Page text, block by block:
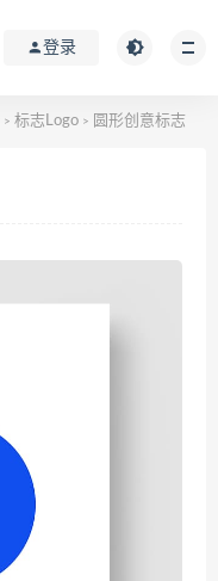
登录
> 标志Logo > 圆形创意标志